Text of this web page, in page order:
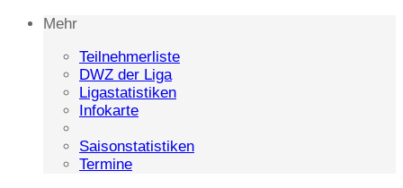
Mehr
Teilnehmerliste
DWZ der Liga
Ligastatistiken
Infokarte
Saisonstatistiken
Termine